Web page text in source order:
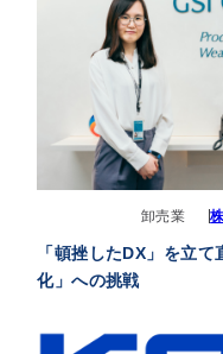
卸売業
「頓挫したDX」を立
化」への挑戦